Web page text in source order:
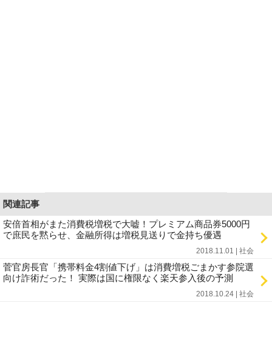
関連記事
安倍首相がまた消費税増税で大嘘！プレミアム商品券5000円
で庶民を黙らせ、金融所得は増税見送りで金持ち優遇
2018.11.01 | 社会
菅官房長官「携帯料金4割値下げ」は消費増税ごまかす参院選
向け詐術だった！ 実際は国に権限なく楽天参入後の予測
2018.10.24 | 社会